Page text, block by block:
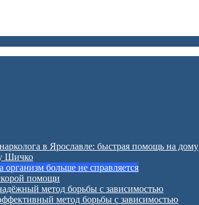
в Ярославле: быстрая помощь на дому
Шичко
организм больше не справляется
помощи
метод борьбы с зависимостью
метод борьбы с зависимостью